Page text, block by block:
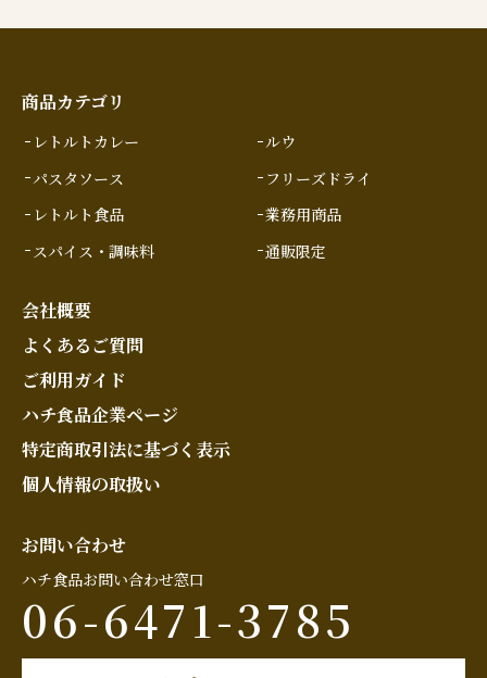
商品カテゴリ
レトルトカレー
パスタソース
レトルト食品
スパイス・調味料
ルウ
フリーズドライ
業務用商品
通販限定
会社概要
よくあるご質問
ご利用ガイド
ハチ食品企業ページ
特定商取引法に基づく表示
個人情報の取扱い
お問い合わせ
ハチ食品お問い合わせ窓口
06-6471-3785